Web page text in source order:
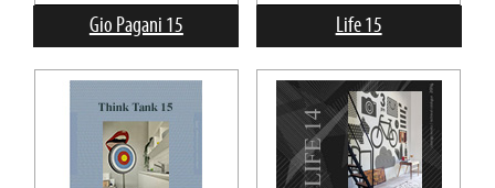
Gio Pagani 15 Life 15